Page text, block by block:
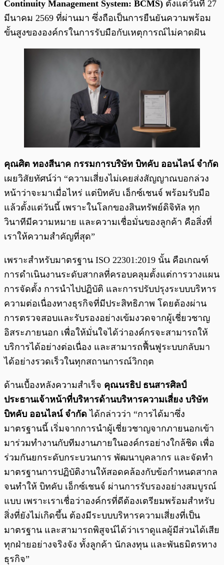
Continuity Management System: BCMS) ตั้งแต่วันที่ 27
มีนาคม 2569 ที่ผ่านมา ซึ่งถือเป็นการยืนยันความพร้อม
ขั้นสูงขององค์กรในการรับมือกับเหตุการณ์ไม่คาดฝัน
คุณศิต ทองสีนาค กรรมการบริษัท บิทคับ ออนไลน์ จำกัด
เผยวิสัยทัศน์ว่า “ความเสี่ยงไม่เคยส่งสัญญาณบอกล่วง
หน้าว่าจะมาเมื่อไหร่ แต่บิทคับ เอ็กซ์เชนจ์ พร้อมรับมือ
แล้วตั้งแต่วันนี้ เพราะในโลกของสินทรัพย์ดิจิทัล ทุก
วินาทีมีความหมาย และความเชื่อมั่นของลูกค้า คือสิ่งที่
เราให้ความสำคัญที่สุด”
เพราะสำหรับมาตรฐาน ISO 22301:2019 นั้น คือเกณฑ์
การดำเนินงานระดับสากลที่ครอบคลุมตั้งแต่การวางแผน
การจัดตั้ง การนำไปปฏิบัติ และการปรับปรุงระบบบริหาร
ความต่อเนื่องทางธุรกิจที่มีประสิทธิภาพ โดยต้องผ่าน
การตรวจสอบและรับรองอย่างเข้มงวดจากผู้เชี่ยวชาญ
อิสระภายนอก เพื่อให้มั่นใจได้ว่าองค์กรจะสามารถให้
บริการได้อย่างต่อเนื่อง และสามารถฟื้นฟูระบบกลับมา
ได้อย่างรวดเร็วในทุกสถานการณ์วิกฤต
ด้านเบื้องหลังความสำเร็จ คุณนรธิป ธนสารศิลป์
ประธานเจ้าหน้าที่บริหารด้านบริหารความเสี่ยง บริษัท
บิทคับ ออนไลน์ จำกัด ได้กล่าวว่า “การได้มาซึ่ง
มาตรฐานนี้ เริ่มจากการนำผู้เชี่ยวชาญจากภายนอกเข้า
มาร่วมทำงานกับทีมงานภายในองค์กรอย่างใกล้ชิด เพื่อ
ร่วมกันยกระดับกระบวนการ พัฒนาบุคลากร และจัดทำ
มาตรฐานการปฏิบัติงานให้สอดคล้องกับข้อกำหนดสากล
จนทำให้ บิทคับ เอ็กซ์เชนจ์ ผ่านการรับรองอย่างสมบูรณ์
แบบ เพราะเราเชื่อว่าองค์กรที่ดีต้องเตรียมพร้อมสำหรับ
สิ่งที่ยังไม่เกิดขึ้น ต้องมีระบบบริหารความเสี่ยงที่เป็น
มาตรฐาน และสามารถพิสูจน์ได้ว่าเราดูแลผู้มีส่วนได้เสีย
ทุกฝ่ายอย่างจริงจัง ทั้งลูกค้า นักลงทุน และพันธมิตรทาง
ธุรกิจ”